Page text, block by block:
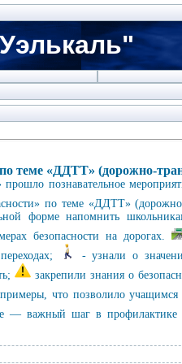
теме «ДДТТ»
познавательное
по теме «ДДТТ»
форме напомнить
безопасности на дорогах.
- узнали о
закрепили знания о
что позволило учащимся
— важный шаг в профилактике